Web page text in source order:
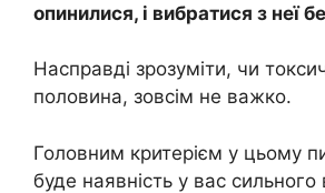
опинилися, і вибратися з неї
Насправді зрозуміти, чи
половина, зовсім не важко.
Головним критерієм у цьому
буде наявність у вас сильного